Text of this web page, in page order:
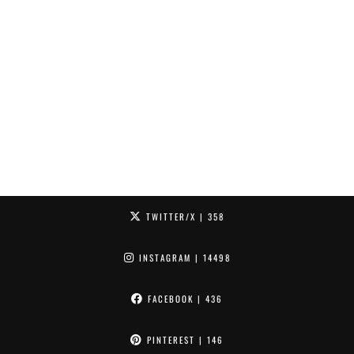
TWITTER/X | 358
INSTAGRAM | 14498
FACEBOOK | 436
PINTEREST | 146